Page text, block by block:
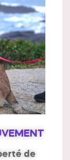
de